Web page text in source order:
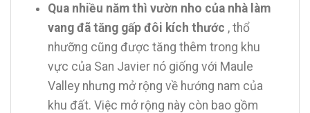
Qua nhiều năm thì vườn nho của nhà làm
vang đã tăng gấp đôi kích thước , thổ
nhưỡng cũng được tăng thêm trong khu
vực của San Javier nó giống với Maule
Valley nhưng mở rộng về hướng nam của
khu đất. Việc mở rộng này còn bao gồm